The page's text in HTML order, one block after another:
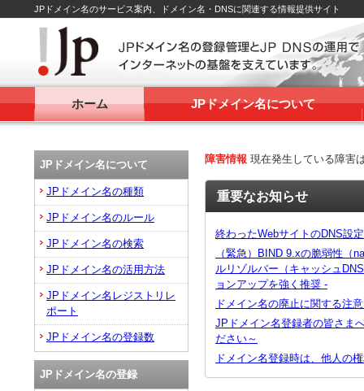
JPドメイン名のサービス案内、ドメイン名・DNSに関連する情報提供サイト
ホーム JPドメイン名について
障害情報 現在発生している障害
重要なお知らせ
終わったWebサイトのDNS設
（緊急）BIND 9.xの脆弱性（
ルリゾルバー（キャッシュ
ョンアップを強く推奨 -
ドメイン名の廃止に関する注
JPドメイン名登録者の皆さま
ださい～
ドメイン名登録時は、他人の
JPドメイン名について
JPドメイン名の種類
JPドメイン名のルール
JPドメイン名の検索
JPドメイン名の活用方法
JPドメイン名レジストリレ
ポート
JPドメイン名の登録数
JPドメイン名の登録